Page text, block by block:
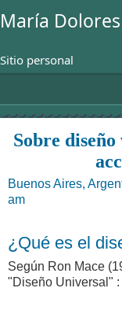
María
Sitio personal
Sobre
Buenos Aires,
am
¿Qué es el
Según Ron Mace
"Diseño Universal" :